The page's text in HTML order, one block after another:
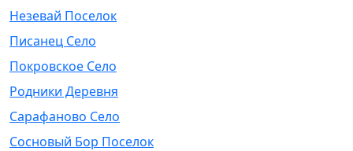
Незевай Поселок
Писанец Село
Покровское Село
Родники Деревня
Сарафаново Село
Сосновый Бор Поселок